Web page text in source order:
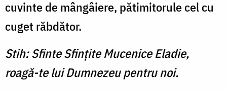
cuvinte de mângâiere, pătimitorule cel cu
cuget răbdător.
Stih: Sfinte Sfinţite Mucenice Eladie,
roagă-te lui Dumnezeu pentru noi.